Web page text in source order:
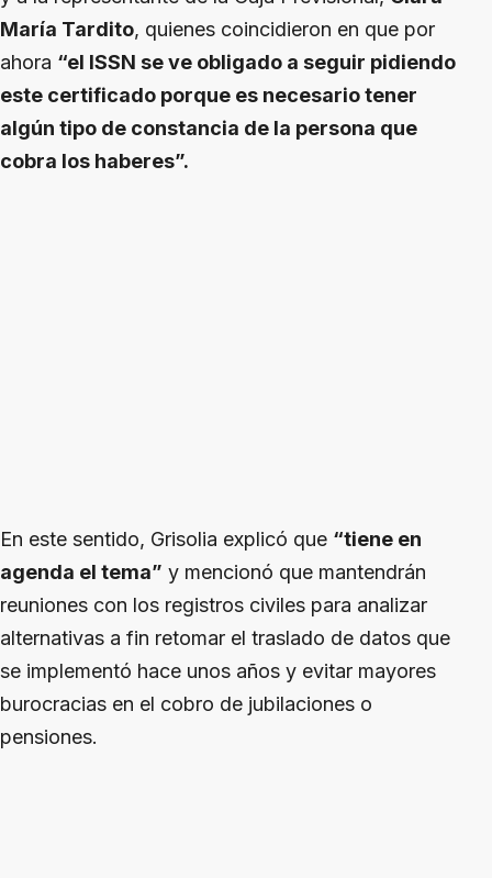
María Tardito, quienes coincidieron en que por
ahora “el ISSN se ve obligado a seguir pidiendo
este certificado porque es necesario tener
algún tipo de constancia de la persona que
cobra los haberes”.
En este sentido, Grisolia explicó que “tiene en
agenda el tema” y mencionó que mantendrán
reuniones con los registros civiles para analizar
alternativas a fin retomar el traslado de datos que
se implementó hace unos años y evitar mayores
burocracias en el cobro de jubilaciones o
pensiones.